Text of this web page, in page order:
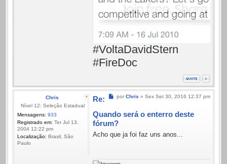
#VoltaDavidStern
#FireDoc
Chris
Nível 12: Seleção Estadual
Mensagens: 933
Registrado em: Ter Jul 13,
2004 12:22 pm
Localização: Brasil, São
Paulo
Mensagem
por Chris » Sex Set 30, 2016 12:37 pm
Re:
Quando será o enterro deste
fórum?
Acho que ja foi faz uns anos...